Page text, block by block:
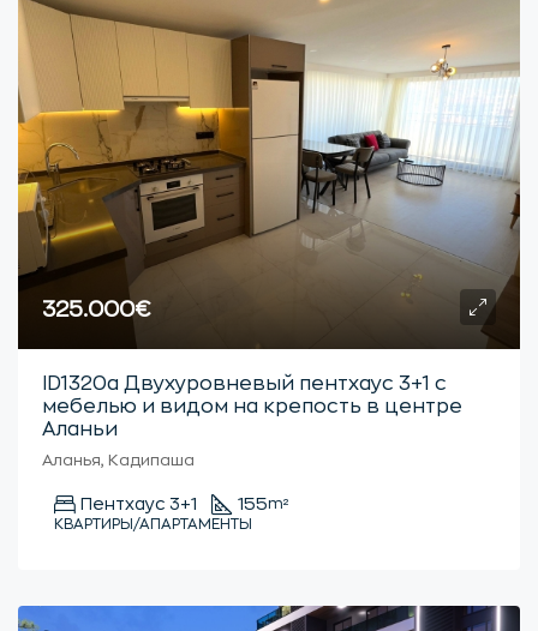
325.000€
ID1320a Двухуровневый пентхаус 3+1 с
мебелью и видом на крепость в центре
Аланьи
Аланья, Кадипаша
Пентхаус 3+1 155m²
КВАРТИРЫ/АПАРТАМЕНТЫ